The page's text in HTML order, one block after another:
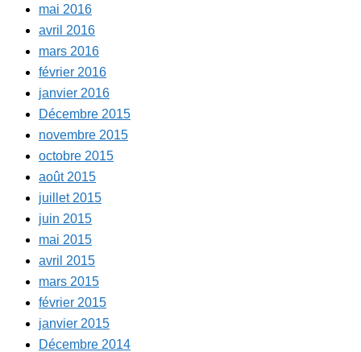
mai 2016
avril 2016
mars 2016
février 2016
janvier 2016
Décembre 2015
novembre 2015
octobre 2015
août 2015
juillet 2015
juin 2015
mai 2015
avril 2015
mars 2015
février 2015
janvier 2015
Décembre 2014